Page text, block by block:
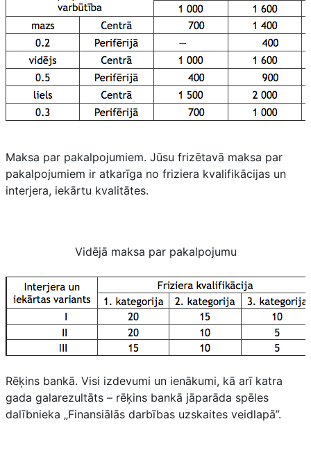
Maksa par pakalpojumiem. Jūsu frizētavā maksa par
pakalpojumiem ir atkarīga no friziera kvalifikācijas un
interjera, iekārtu kvalitātes.
Vidējā maksa par pakalpojumu
Rēķins bankā. Visi izdevumi un ienākumi, kā arī katra
gada galarezultāts – rēķins bankā jāparāda spēles
dalībnieka „Finansiālās darbības uzskaites veidlapā”.